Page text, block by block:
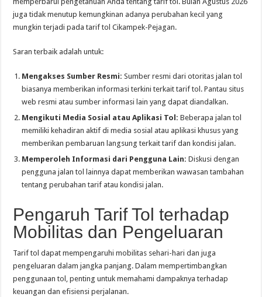
juga tidak menutup kemungkinan adanya perubahan kecil yang
mungkin terjadi pada tarif tol Cikampek-Pejagan.
Saran terbaik adalah untuk:
Mengakses Sumber Resmi: Sumber resmi dari otoritas jalan tol
biasanya memberikan informasi terkini terkait tarif tol. Pantau situs
web resmi atau sumber informasi lain yang dapat diandalkan.
Mengikuti Media Sosial atau Aplikasi Tol: Beberapa jalan tol
memiliki kehadiran aktif di media sosial atau aplikasi khusus yang
memberikan pembaruan langsung terkait tarif dan kondisi jalan.
Memperoleh Informasi dari Pengguna Lain: Diskusi dengan
pengguna jalan tol lainnya dapat memberikan wawasan tambahan
tentang perubahan tarif atau kondisi jalan.
Pengaruh Tarif Tol terhadap
Mobilitas dan Pengeluaran
Tarif tol dapat mempengaruhi mobilitas sehari-hari dan juga
pengeluaran dalam jangka panjang. Dalam mempertimbangkan
penggunaan tol, penting untuk memahami dampaknya terhadap
keuangan dan efisiensi perjalanan.